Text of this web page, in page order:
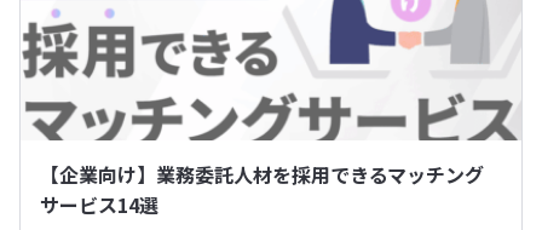
【企業向け】業務委託人材を採用できるマッチング
サービス14選